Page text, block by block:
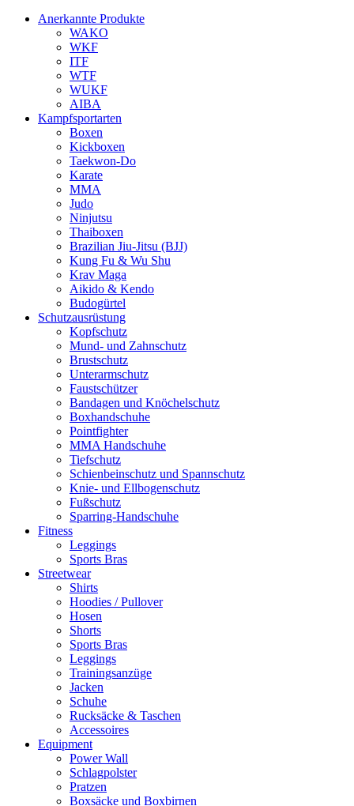
Anerkannte Produkte
WAKO
WKF
ITF
WTF
WUKF
AIBA
Kampfsportarten
Boxen
Kickboxen
Taekwon-Do
Karate
MMA
Judo
Ninjutsu
Thaiboxen
Brazilian Jiu-Jitsu (BJJ)
Kung Fu & Wu Shu
Krav Maga
Aikido & Kendo
Budogürtel
Schutzausrüstung
Kopfschutz
Mund- und Zahnschutz
Brustschutz
Unterarmschutz
Faustschützer
Bandagen und Knöchelschutz
Boxhandschuhe
Pointfighter
MMA Handschuhe
Tiefschutz
Schienbeinschutz und Spannschutz
Knie- und Ellbogenschutz
Fußschutz
Sparring-Handschuhe
Fitness
Leggings
Sports Bras
Streetwear
Shirts
Hoodies / Pullover
Hosen
Shorts
Sports Bras
Leggings
Trainingsanzüge
Jacken
Schuhe
Rucksäcke & Taschen
Accessoires
Equipment
Power Wall
Schlagpolster
Pratzen
Boxsäcke und Boxbirnen